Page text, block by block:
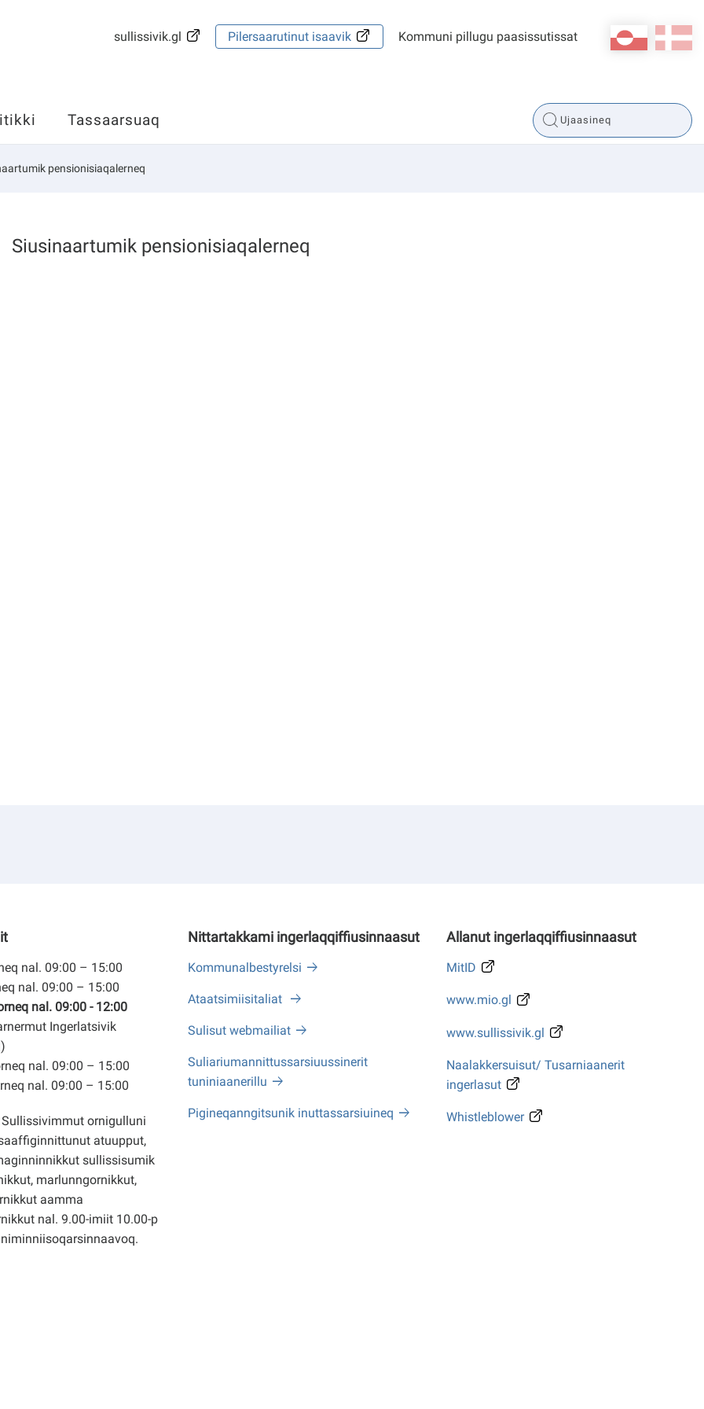
da
kl-GL
sullissivik.gl Pilersaarutinut isaavik Kommuni pillugu paasissutissat
Tassaarsuaq
pensionisiaqalerneq
Siusinaartumik pensionisiaqalerneq
nal. 09:00 – 15:00
nal. 09:00 – 15:00
nal. 09:00 - 12:00
Ingerlatsivik
nal. 09:00 – 15:00
nal. 09:00 – 15:00
ornigulluni
atuupput,
sullissisumik
marlunngornikkut,
aamma
nal. 9.00-imiit 10.00-p
Nittartakkami ingerlaqqiffiusinnaasut
Kommunalbestyrelsi
Ataatsimiisitaliat
Sulisut webmailiat
Suliariumannittussarsiuussinerit
tuniniaanerillu
Pigineqanngitsunik inuttassarsiuineq
Allanut ingerlaqqiffiusinnaasut
MitID
www.mio.gl
www.sullissivik.gl
Naalakkersuisut/ Tusarniaanerit
ingerlasut
Whistleblower